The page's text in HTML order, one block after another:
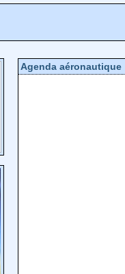
Agenda aéronautique